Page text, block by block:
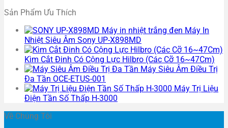
Sản Phẩm Ưu Thích
Máy In
Nhiệt Siêu Âm Sony UP-X898MD
Kìm Cắt Đinh Có Cộng Lực Hilbro (Các Cỡ 16~47Cm)
Máy Siêu Âm Điều Trị
Đa Tần OCE-ETUS-001
Máy Trị Liệu
Điện Tần Số Thấp H-3000
Về Chúng Tôi